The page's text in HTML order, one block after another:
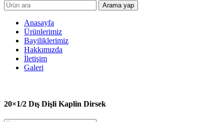
Arama yap
Anasayfa
Ürünlerimiz
Bayiliklerimiz
Hakkımızda
İletişim
Galeri
20×1/2 Dış Dişli Kaplin Dirsek